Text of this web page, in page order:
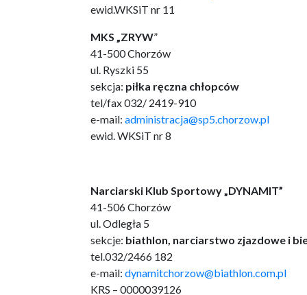
ewid.WKSiT nr 11
MKS „ZRYW”
41-500 Chorzów
ul. Ryszki 55
sekcja: piłka ręczna chłopców
tel/fax 032/ 2419-910
e-mail: administracja@sp5.chorzow.pl
ewid. WKSiT nr 8
Narciarski Klub Sportowy „DYNAMIT”
41-506 Chorzów
ul. Odległa 5
sekcje: biathlon, narciarstwo zjazdowe i
tel.032/2466 182
e-mail: dynamitchorzow@biathlon.com.pl
KRS – 0000039126